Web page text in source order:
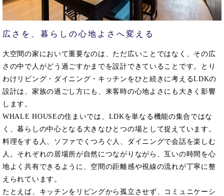
広さを、暮らしの心地よさへ変える
大空間の家において重要なのは、ただ広いことではなく、その広
さの中で人がどう過ごすかまでを設計できていることです。とり
わけリビング・ダイニング・キッチンをひと続きに考えるLDKの
設計は、家族の過ごし方にも、来客時の心地よさにも大きく影響
します。
WHALE HOUSEの住まいでは、LDKを単なる機能の集合ではな
く、暮らしの中心となる大きなひとつの場として捉えています。
料理をする人、ソファでくつろぐ人、ダイニングで会話を楽しむ
人。それぞれの居場所が自然につながりながら、互いの時間を心
地よく共有できるように、空間の距離感や視線の流れが丁寧に整
えられています。
たとえば、キッチンをリビングから孤立させず、コミュニケーシ